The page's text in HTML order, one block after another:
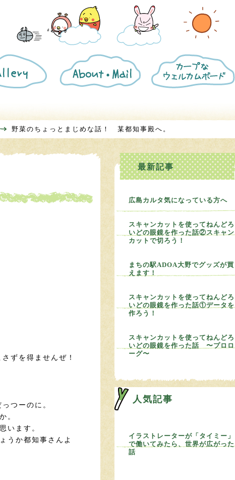
ギ
ャ
ラ
リ
き
み
葱
ィ
ー
ル
カ
ー
プ
な
カ
ボ
ー
ド
に
つ
野菜のちょっとまじめな話！ 某都知事殿へ。
ずを得ませんぜ！
つーのに。
。
います。
うか都知事さんよ
広島カルタ気になっている方へ
スキャンカットを使ってねんどろ
いどの眼鏡を作った話②スキャン
カットで切ろう！
まちの駅ADOA大野でグッズが買
えます！
スキャンカットを使ってねんどろ
いどの眼鏡を作った話①データを
作ろう！
スキャンカットを使ってねんどろ
いどの眼鏡を作った話 〜プロロ
ーグ〜
人気記事
イラストレーターが「タイミー」
で働いてみたら、世界が広がった
話